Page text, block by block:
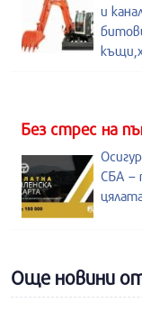
и
Без стрес на
СБА –
Още новини